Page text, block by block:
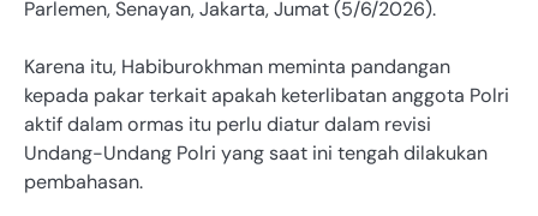
Parlemen, Senayan, Jakarta, Jumat (5/6/2026).
Karena itu, Habiburokhman meminta pandangan
kepada pakar terkait apakah keterlibatan anggota Polri
aktif dalam ormas itu perlu diatur dalam revisi
Undang-Undang Polri yang saat ini tengah dilakukan
pembahasan.